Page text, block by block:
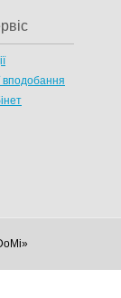
вподобання